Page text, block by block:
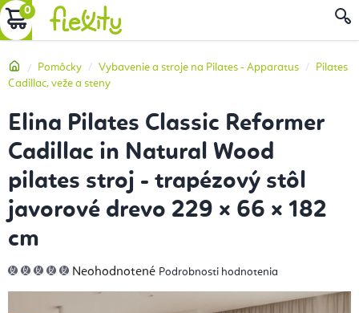
Prejsť
na
NÁKUPNÝ
DomovPomôcky Vybavenie a stroje na Pilates - Apparatus
Pilates
Cadillac, veže a steny
Elina Pilates Classic Reformer
Cadillac in Natural Wood
pilates stroj - trapézový stôl
javorové drevo 229 × 66 × 182
cm
Priemerné
hodnotenie
je
Neohodnotené Podrobnosti hodnotenia